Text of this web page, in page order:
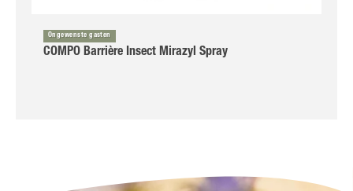
Ongewenste gasten
COMPO Barrière Insect Mirazyl Spray